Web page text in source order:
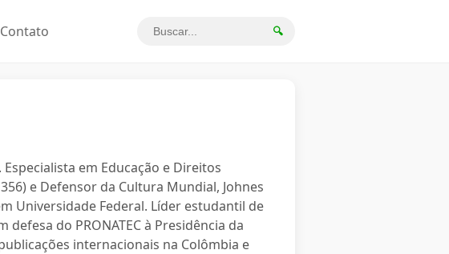
Contato 🔍
. Especialista em Educação e Direitos
e Defensor da Cultura Mundial, Johnes
Universidade Federal. Líder estudantil de
do PRONATEC à Presidência da
internacionais na Colômbia e